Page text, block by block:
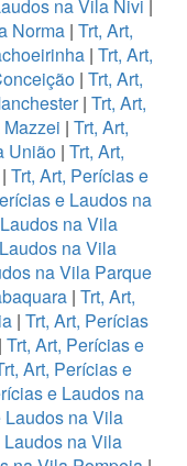
na Vila Nivi |
Norma | Trt, Art,
| Trt, Art,
| Trt, Art,
| Trt, Art,
| Trt, Art,
União| Trt, Art,
| Trt, Art, Perícias e
e Laudos na
na Vila
na Vila
na Vila Parque
| Trt, Art,
| Trt, Art, Perícias
Trt, Art, Perícias e
Art, Perícias e
e Laudos na
Laudos na Vila
na Vila